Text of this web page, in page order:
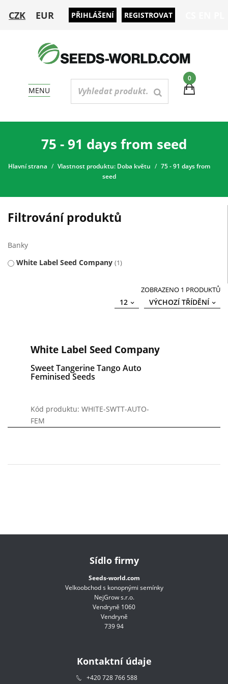
CZK EUR PŘIHLÁŠENÍ REGISTROVAT
0
MENU
75 - 91 days from seed
Hlavní strana Vlastnost produktu: Doba květu
75 - 91 days from
seed
Filtrování produktů
Banky
White Label Seed Company 1
ZOBRAZENO 1 PRODUKTŮ
VÝCHOZÍ TŘÍDĚNÍ
12
White Label Seed Company
Sweet Tangerine Tango Auto
Feminised Seeds
Kód produktu: WHITE-SWTT-AUTO-
FEM
Sídlo firmy
Seeds-world.com
Velkoobchod s konopnými semínky
NejGrow s.r.o.
Vendryně 1060
Vendryně
739 94
Kontaktní údaje
+420 728 766 588